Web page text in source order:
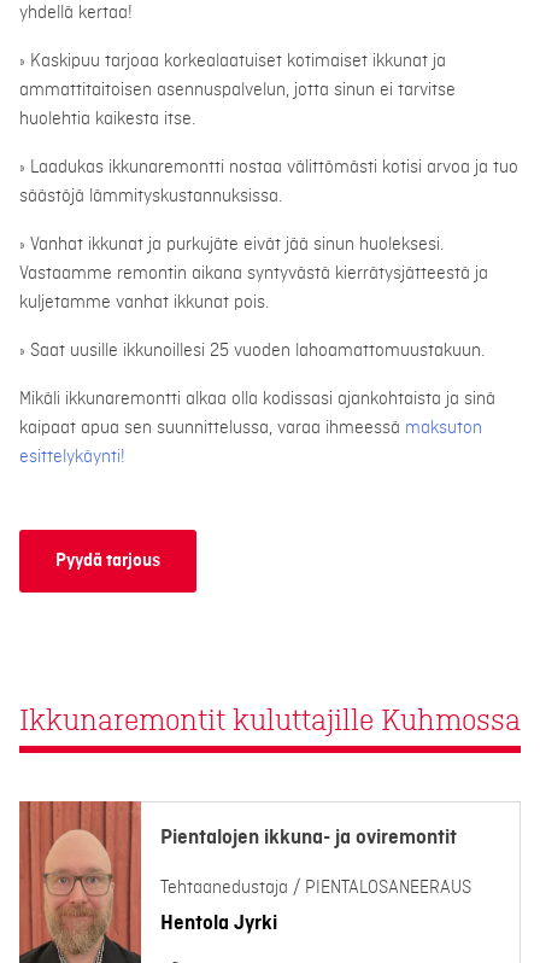
yhdellä kertaa!
» Kaskipuu tarjoaa korkealaatuiset kotimaiset ikkunat ja
ammattitaitoisen asennuspalvelun, jotta sinun ei tarvitse
huolehtia kaikesta itse.
» Laadukas ikkunaremontti nostaa välittömästi kotisi arvoa ja tuo
säästöjä lämmityskustannuksissa.
» Vanhat ikkunat ja purkujäte eivät jää sinun huoleksesi.
Vastaamme remontin aikana syntyvästä kierrätysjätteestä ja
kuljetamme vanhat ikkunat pois.
» Saat uusille ikkunoillesi 25 vuoden lahoamattomuustakuun.
Mikäli ikkunaremontti alkaa olla kodissasi ajankohtaista ja sinä
kaipaat apua sen suunnittelussa, varaa ihmeessä maksuton
esittelykäynti!
Pyydä tarjous
Ikkunaremontit kuluttajille Kuhmossa
Pientalojen ikkuna- ja oviremontit
Tehtaanedustaja / PIENTALOSANEERAUS
Hentola Jyrki